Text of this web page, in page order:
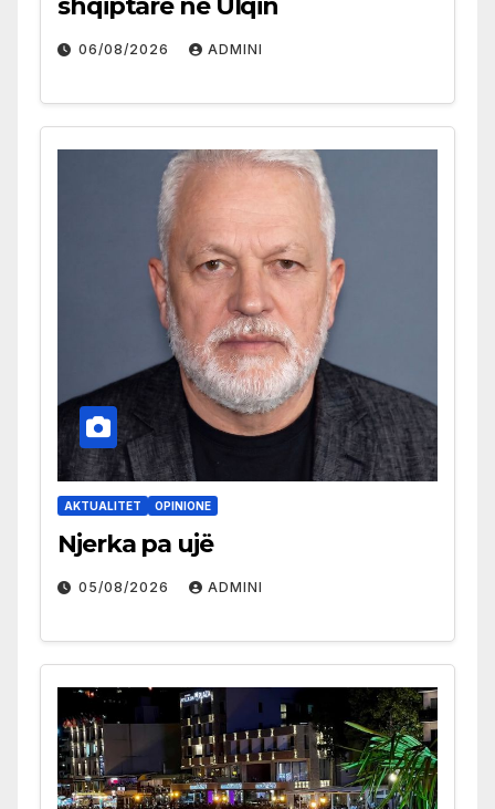
shqiptare në Ulqin
06/08/2026 ADMINI
AKTUALITET OPINIONE
Njerka pa ujë
05/08/2026 ADMINI